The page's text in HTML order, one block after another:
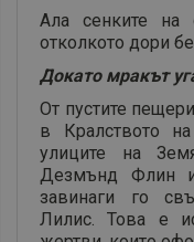
Ала сенките на
отколкото дори
Докато мракът
От пустите
в Кралството
улиците на
Дезмънд Флин и
завинаги го
Лилис. Това е